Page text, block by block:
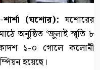
(যশোর): যশোরের
অনুষ্ঠিত ‘জুলাই স্মৃতি ৮
১-০ গোলে কলোনী
হয়েছে।